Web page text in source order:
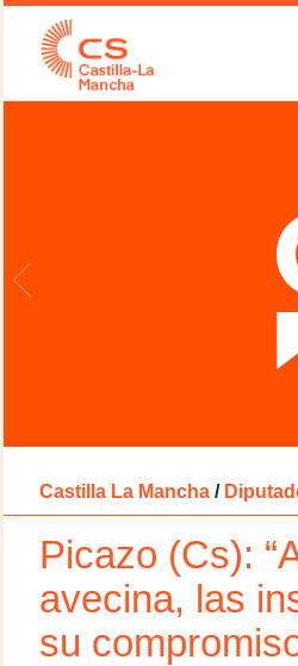
Castilla La Mancha /
Picazo (Cs):
avecina, las
su